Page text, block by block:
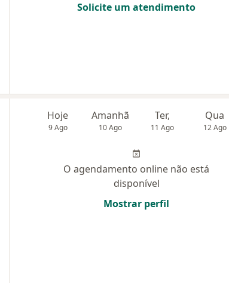
Solicite um atendimento
Hoje
9 Ago
Amanhã
10 Ago
Ter,
11 Ago
Qua
12 Ago
O agendamento online não está
disponível
Mostrar perfil